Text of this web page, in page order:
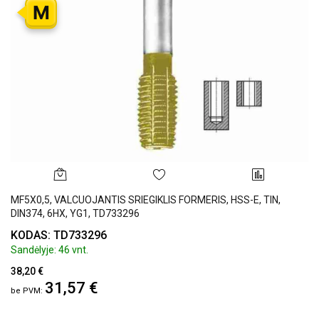
M
MF5X0,5, VALCUOJANTIS SRIEGIKLIS FORMERIS, HSS-E, TIN,
DIN374, 6HX, YG1, TD733296
KODAS: TD733296
Sandėlyje: 46 vnt.
38,20 €
31,57 €